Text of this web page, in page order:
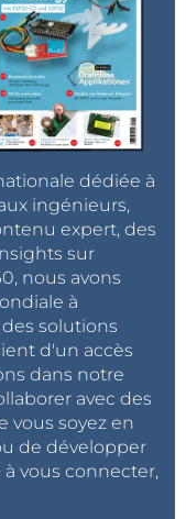
dédiée à
ingénieurs,
expert, des
sur
nous avons
à
solutions
d'un accès
dans notre
avec des
vous soyez en
de développer
vous connecter,